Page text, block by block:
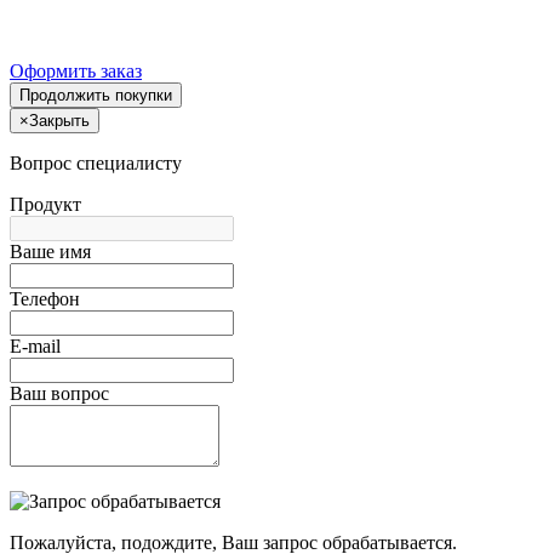
Оформить заказ
Продолжить покупки
×Закрыть
Вопрос специалисту
Продукт
Ваше имя
Телефон
E-mail
Ваш вопрос
Пожалуйста, подождите, Ваш запрос обрабатывается.